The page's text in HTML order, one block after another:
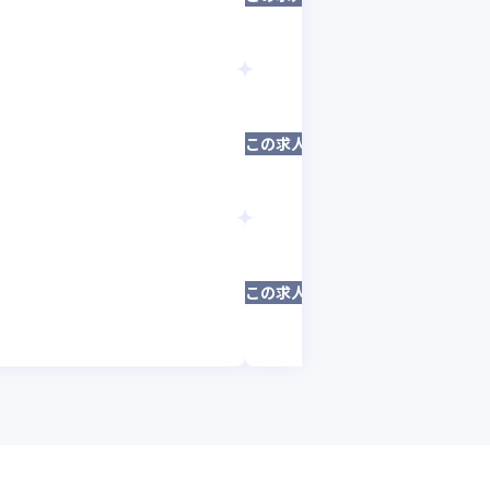
この求人は募集終了しました
この求人は募集終了しました